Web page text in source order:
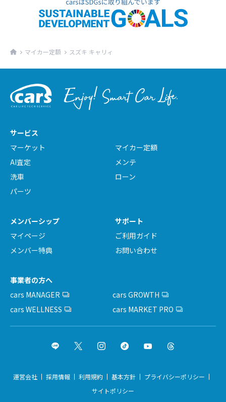
マイカー定額 スズキ キャリィ
サービス
マーケット
マイカー定額
AI査定
メンテ
洗車
ローン
パーツ
メンバーシップ
マイページ
メンバー特典
サポート
ご利用ガイド
お問い合わせ
事業者の方へ
cars MANAGER
cars GROWTH
cars WELLNESS
cars MARKET PRO
運営会社 採用情報 利用規約 基本方針
プライバシーポリシー
サイトポリシー